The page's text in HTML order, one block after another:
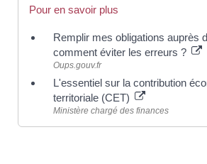
Pour en savoir plus
Remplir mes obligations auprès
comment éviter les erreurs ?
Oups.gouv.fr
L'essentiel sur la contribution
territoriale (CET)
Ministère chargé des finances